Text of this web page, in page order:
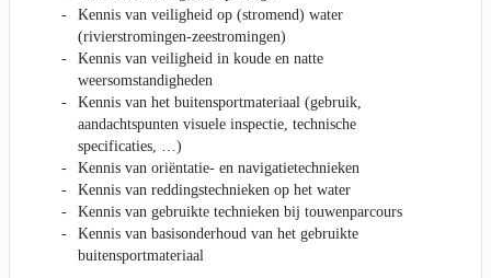
Kennis van veiligheid op (stromend) water
(rivierstromingen-zeestromingen)
Kennis van veiligheid in koude en natte
weersomstandigheden
Kennis van het buitensportmateriaal (gebruik,
aandachtspunten visuele inspectie, technische
specificaties, …)
Kennis van oriëntatie- en navigatietechnieken
Kennis van reddingstechnieken op het water
Kennis van gebruikte technieken bij touwenparcours
Kennis van basisonderhoud van het gebruikte
buitensportmateriaal